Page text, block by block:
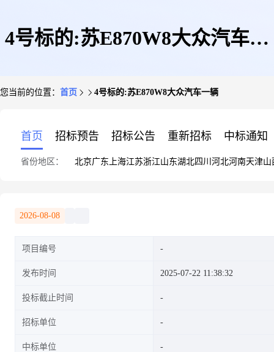
4号标的:苏E870W8大众汽车一
您当前的位置： 首页 4号标的:苏E870W8大众汽车一辆
首页 招标预告 招标公告 重新招标 中标通知
省份地区： 北京广东 上海江苏浙江山东湖北四川 河北河南天津山
2026-08-08
项目编号
发布时间 2025-07-22 11:38:32
投标截止时间
招标单位
中标单位